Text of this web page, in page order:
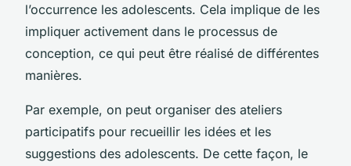
l’occurrence les adolescents. Cela implique de les
impliquer activement dans le processus de
conception, ce qui peut être réalisé de différentes
manières.
Par exemple, on peut organiser des ateliers
participatifs pour recueillir les idées et les
suggestions des adolescents. De cette façon, le